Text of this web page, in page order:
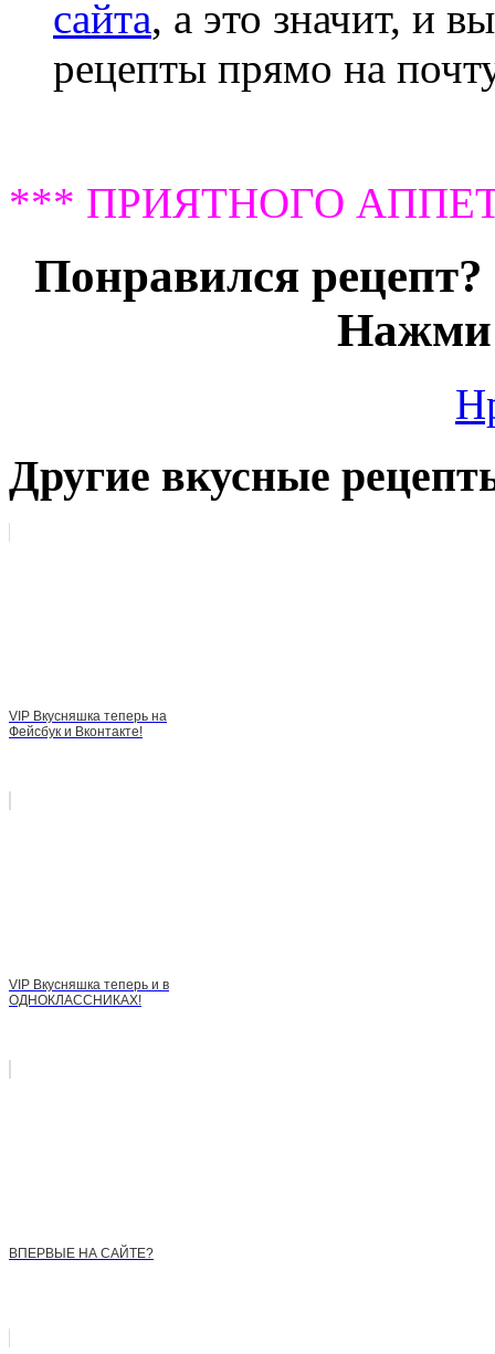
сайта, а это значит, и
рецепты прямо на
*** ПРИЯТНОГО
Понравился
Нажми
Другие вкусные
VIP Вкусняшка теперь на
Фейсбук и Вконтакте!
VIP Вкусняшка теперь и в
ОДНОКЛАССНИКАХ!
ВПЕРВЫЕ НА САЙТЕ?